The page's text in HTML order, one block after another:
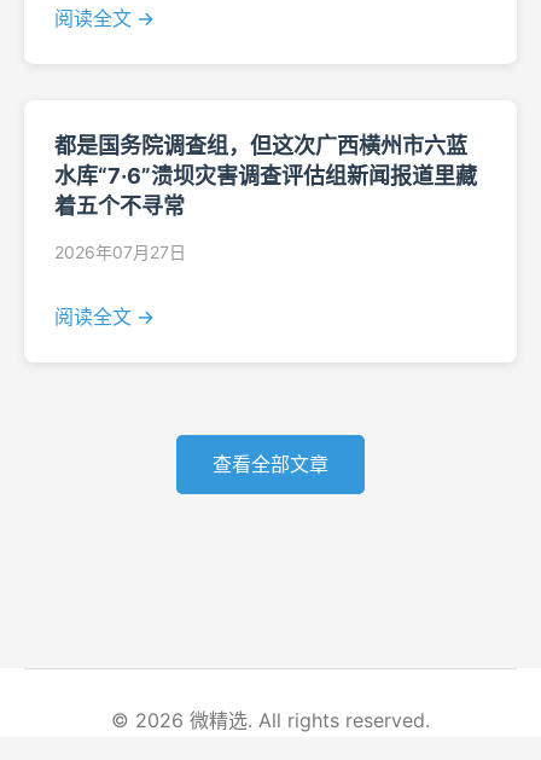
阅读全文 →
都是国务院调查组，但这次广西横州市六蓝
水库“7·6”溃坝灾害调查评估组新闻报道里藏
着五个不寻常
2026年07月27日
阅读全文 →
查看全部文章
© 2026 微精选. All rights reserved.